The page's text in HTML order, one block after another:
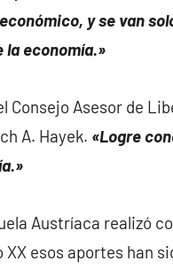
y se van
la economía.»
Asesor de
A. Hayek. «Logre
Austríaca realizó
esos aportes han